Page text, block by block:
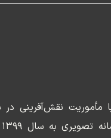
مأموریت نقش‌آفرینی